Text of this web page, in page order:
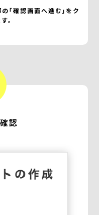
「確認画面へ進む」をク
。
認